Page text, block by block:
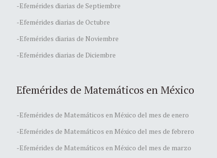
-Efemérides diarias de Septiembre
-Efemérides diarias de Octubre
-Efemérides diarias de Noviembre
-Efemérides diarias de Diciembre
Efemérides de Matemáticos en México
-Efemérides de Matemáticos en México del mes de enero
-Efemérides de Matemáticos en México del mes de febrero
-Efemérides de Matemáticos en México del mes de marzo